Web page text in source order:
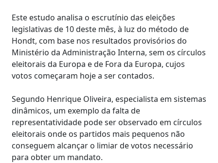
Este estudo analisa o escrutínio das eleições
legislativas de 10 deste mês, à luz do método de
Hondt, com base nos resultados provisórios do
Ministério da Administração Interna, sem os círculos
eleitorais da Europa e de Fora da Europa, cujos
votos começaram hoje a ser contados.
Segundo Henrique Oliveira, especialista em sistemas
dinâmicos, um exemplo da falta de
representatividade pode ser observado em círculos
eleitorais onde os partidos mais pequenos não
conseguem alcançar o limiar de votos necessário
para obter um mandato.